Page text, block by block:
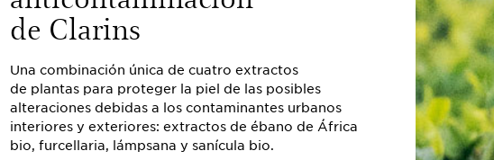
de Clarins
Una combinación única de cuatro extractos
de plantas para proteger la piel de las posibles
alteraciones debidas a los contaminantes urbanos
interiores y exteriores: extractos de ébano de África
bio, furcellaria, lámpsana y sanícula bio.